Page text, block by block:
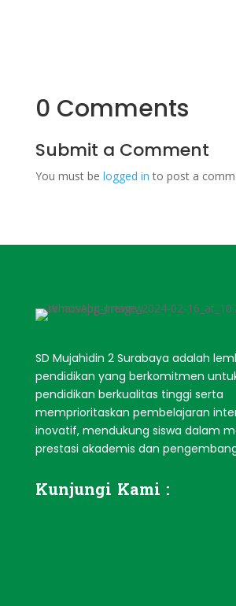
0 Comments
Submit a Comment
You must be logged in to post a
SD Mujahidin 2 Surabaya adalah
pendidikan yang berkomitmen
pendidikan berkualitas tinggi serta
memprioritaskan pembelajaran
inovatif, mendukung siswa dalam
prestasi akademis dan
Kunjungi Kami :